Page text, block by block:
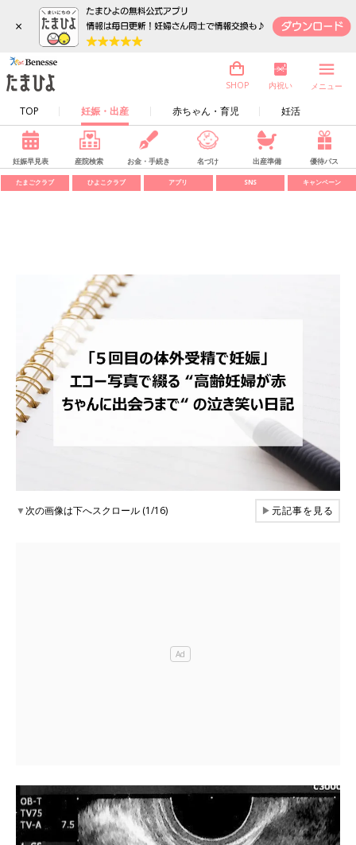
×
TOP 妊娠・出産 赤ちゃん・育児 妊活
SHOP 内祝い メニュー
妊娠早見表 産院検索 お金・手続き 名づけ 出産準備 優待パス
たまごクラブ ひよこクラブ アプリ SNS キャンペーン
▼次の画像は下へスクロール (1/16) ▶元記事を見る